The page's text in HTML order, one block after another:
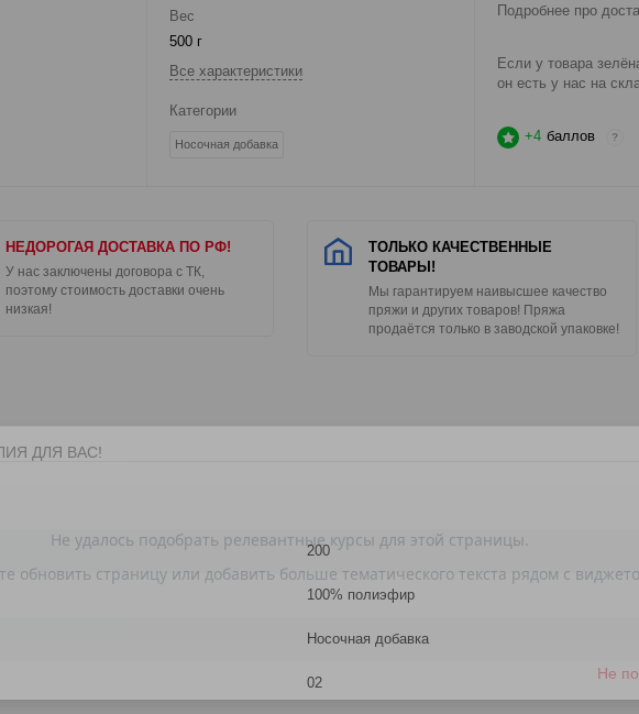
Вес
500 г
Все характеристики
Категории
Носочная добавка
Подробнее про
Если у товара
он есть у нас на
+4 баллов ?
НЕДОРОГАЯ ДОСТАВКА ПО РФ!
У нас заключены договора с ТК,
поэтому стоимость доставки очень
низкая!
ТОЛЬКО КАЧЕСТВЕННЫЕ
ТОВАРЫ!
Мы гарантируем наивысшее качество
пряжи и других товаров! Пряжа
продаётся только в заводской упаковке!
200
100% полиэфир
Носочная добавка
02
ДЛЯ ВАС!
Не